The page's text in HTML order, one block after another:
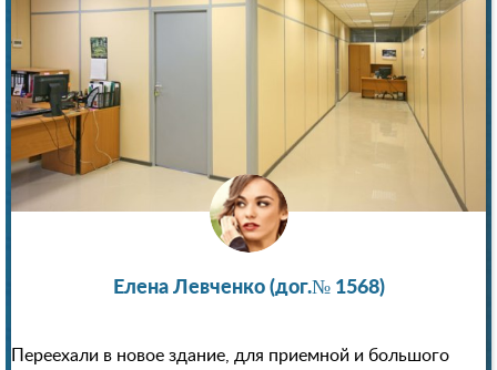
Елена Левченко (дог.№ 1568)
Переехали в новое здание, для приемной и большого